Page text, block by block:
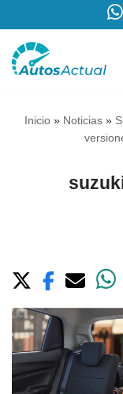
Saltar
Inicio» Noticias»